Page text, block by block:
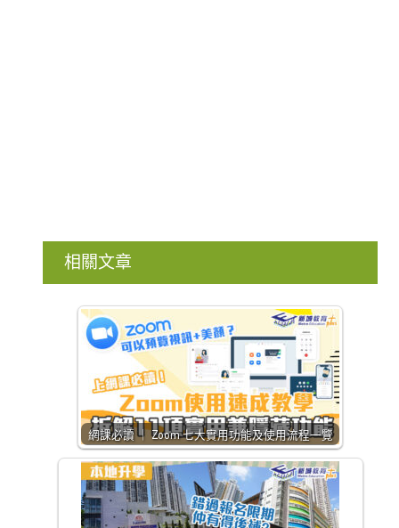
相關文章
網課必讀 ｜ Zoom 七大實用功能及使用流程一覽